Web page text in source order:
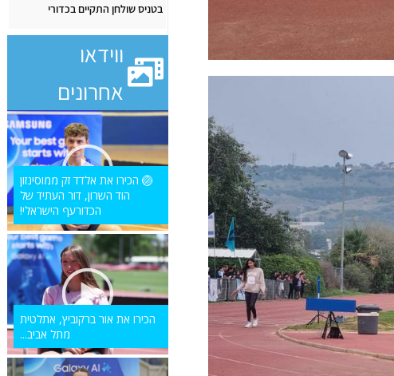
בטניס שולחן התקיים בכדורי
ווידאו
אחרונים
🏐 הכירו את אלדד זק ממוסינזון
הוד השרון, דור העתיד של
הכדורעף הישראלי!
הכירו את אור ברקוביץ, אתלטית
מתל אביב...